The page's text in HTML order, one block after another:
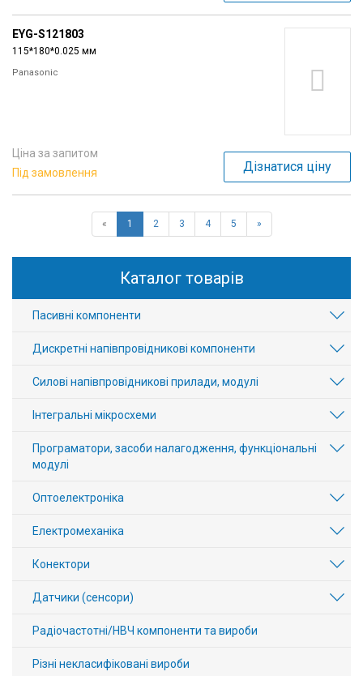
EYG-S121803
115*180*0.025 мм
Panasonic
Ціна за запитом
Під замовлення
Дізнатися ціну
« 1 2 3 4 5 »
Каталог товарів
Пасивні компоненти
Дискретні напівпровідникові компоненти
Силові напівпровідникові прилади, модулі
Інтегральні мікросхеми
Програматори, засоби налагодження, функціональні
модулі
Оптоелектроніка
Електромеханіка
Конектори
Датчики (сенсори)
Радіочастотні/НВЧ компоненти та вироби
Різні некласифіковані вироби